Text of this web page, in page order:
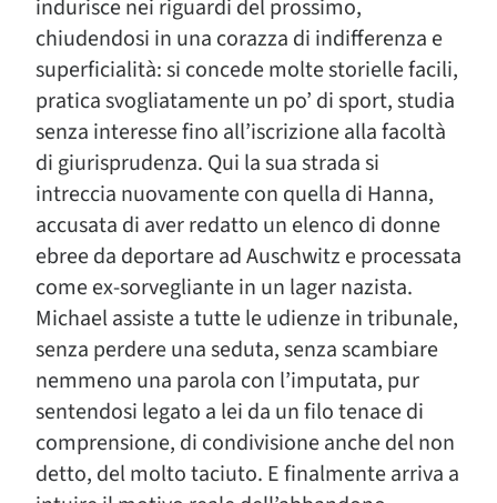
indurisce nei riguardi del prossimo,
chiudendosi in una corazza di indifferenza e
superficialità: si concede molte storielle facili,
pratica svogliatamente un po’ di sport, studia
senza interesse fino all’iscrizione alla facoltà
di giurisprudenza. Qui la sua strada si
intreccia nuovamente con quella di Hanna,
accusata di aver redatto un elenco di donne
ebree da deportare ad Auschwitz e processata
come ex-sorvegliante in un lager nazista.
Michael assiste a tutte le udienze in tribunale,
senza perdere una seduta, senza scambiare
nemmeno una parola con l’imputata, pur
sentendosi legato a lei da un filo tenace di
comprensione, di condivisione anche del non
detto, del molto taciuto. E finalmente arriva a